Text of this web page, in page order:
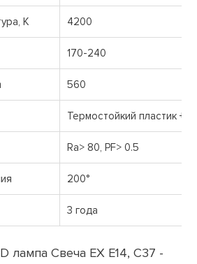
К 4200
170-240
560
Термостойкий пластик +
Ra> 80, PF> 0.5
200°
3 года
лампа Свеча ЕХ E14, C37 -